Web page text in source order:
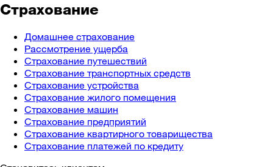
Страхование
Домашнее страхование
Рассмотрение ущерба
Страхование путешествий
Страхование транспортных средств
Страхование устройства
Страхование жилого помещения
Страхование машин
Страхование предприятий
Страхование квартирного товарищества
Страхование платежей по кредиту